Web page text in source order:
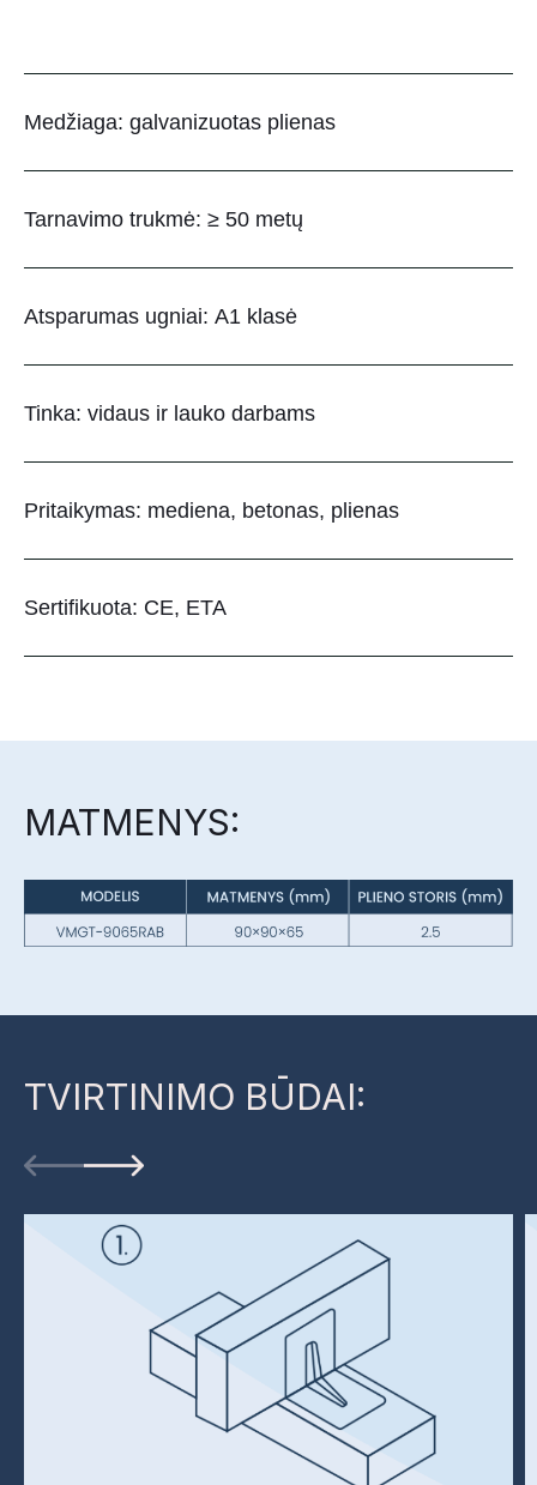
Medžiaga: galvanizuotas plienas
Tarnavimo trukmė: ≥ 50 metų
Atsparumas ugniai: A1 klasė
Tinka: vidaus ir lauko darbams
Pritaikymas: mediena, betonas, plienas
Sertifikuota: CE, ETA
MATMENYS:
TVIRTINIMO BŪDAI: